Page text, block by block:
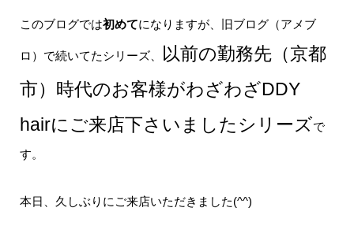
このブログでは初めてになりますが、旧ブログ（アメブ
ロ）で続いてたシリーズ、
以前の勤務先（京都
市）時代のお客様がわざわざDDY
hairにご来店下さいましたシリーズで
す。
本日、久しぶりにご来店いただきました(^^)